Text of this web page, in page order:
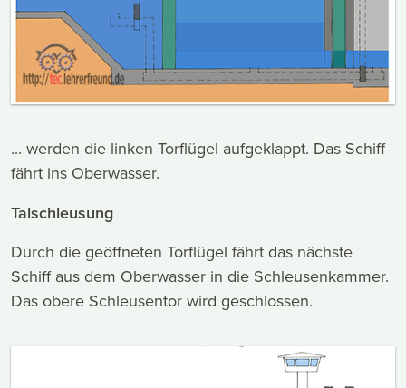
... werden die linken Torflügel aufgeklappt. Das Schiff
fährt ins Oberwasser.
Talschleusung
Durch die geöffneten Torflügel fährt das nächste
Schiff aus dem Oberwasser in die Schleusenkammer.
Das obere Schleusentor wird geschlossen.